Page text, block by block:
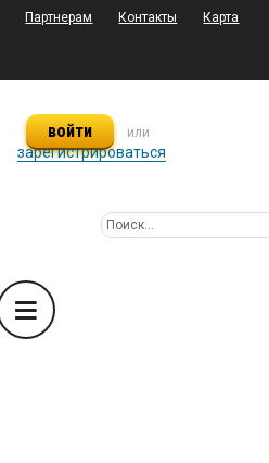
Партнерам Контакты
Карта
войти или
зарегистрироваться